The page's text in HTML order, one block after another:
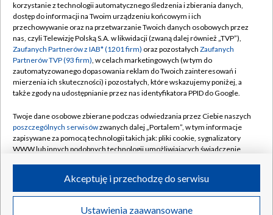
TVP
Abonament TVP
Emisja w TVP
Centrum informacji TVP
Naziemna Telewizja Cyfrowa
Rada Programowa
System NOS
Informacje o nadawcy
Program dla prasy
Regulamin TVP
Polityka prywatności
Moje zgody
Pomoc
Kontakt
Kanały
©2026 Telewizja Polska S.A. w likwidacji
korzystanie z technologii automatycznego śledzenia i zbierania danych,
dostęp do informacji na Twoim urządzeniu końcowym i ich
przechowywanie oraz na przetwarzanie Twoich danych osobowych przez
nas, czyli Telewizję Polską S.A. w likwidacji (zwaną dalej również „TVP”),
Zaufanych Partnerów z IAB* (1201 firm) oraz pozostałych Zaufanych
Partnerów TVP (93 firm), w celach marketingowych (w tym do
zautomatyzowanego dopasowania reklam do Twoich zainteresowań i
mierzenia ich skuteczności) i pozostałych, które wskazujemy poniżej, a
także zgody na udostępnianie przez nas identyfikatora PPID do Google.
Twoje dane osobowe zbierane podczas odwiedzania przez Ciebie naszych
poszczególnych serwisówzwanych dalej „Portalem”, w tym informacje
zapisywane za pomocą technologii takich jak: pliki cookie, sygnalizatory
WWW lub innych podobnych technologii umożliwiających świadczenie
ruchu w Internecie.
Twoje dane osobowe zbierane podczas odwiedzania przez Ciebie
Ustawienia zaawansowane
Akceptuję i przechodzę do serwisu